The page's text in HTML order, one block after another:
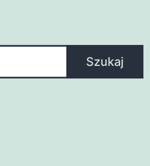
Szukaj